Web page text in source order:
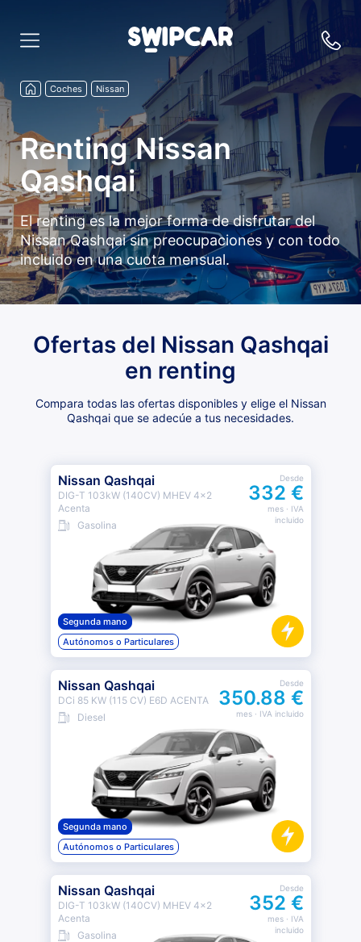
Coches Nissan
Renting Nissan
Qashqai
El renting es la mejor forma de disfrutar del
Nissan Qashqai sin preocupaciones y con todo
incluido en una cuota mensual.
Ofertas del Nissan Qashqai
en renting
Compara todas las ofertas disponibles y elige el Nissan
Qashqai que se adecúe a tus necesidades.
Nissan Qashqai
DIG-T 103kW (140CV) MHEV 4x2
Acenta
Gasolina
Desde
332 €
mes· IVA
incluido
Segunda mano
Autónomos o Particulares
Nissan Qashqai
DCi 85 KW (115 CV) E6D ACENTA
Diesel
Desde
350.88 €
mes· IVA incluido
Segunda mano
Autónomos o Particulares
Nissan Qashqai
DIG-T 103kW (140CV) MHEV 4x2
Acenta
Gasolina
Desde
352 €
mes· IVA
incluido